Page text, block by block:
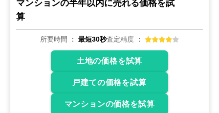
マンションの半年以内に売れる価格を試
算
所要時間 最短30秒査定精度
土地の価格を試算
戸建ての価格を試算
マンションの価格を試算